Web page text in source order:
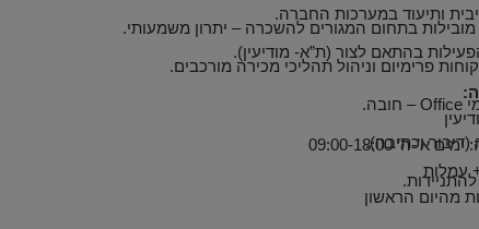
ותיעוד במערכות החברה.
בהתאם לצור (ת”א- מודיעין).
מובילות בתחום המגורים להשכרה – יתרון משמעותי.
פרימיום וניהול תהליכי מכירה מורכבים.
Office – חובה.
וכתיבה).
להתניידות.
:
ה’ 09:00-18:00
עמלות
מהיום הראשון